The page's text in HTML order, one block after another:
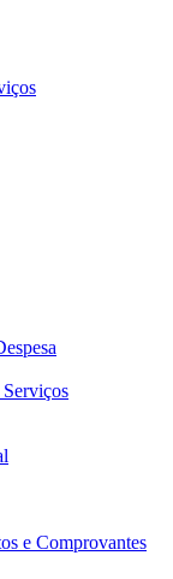
e Comprovantes